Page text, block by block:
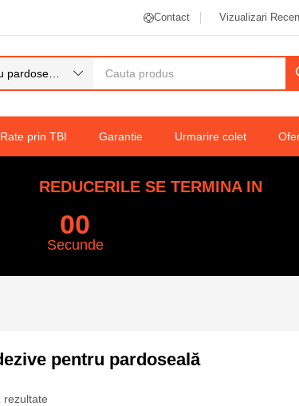
Contact Vizualizari
Rate prin TBI Garantie Urmarire colet
REDUCERILE SE TERMINA IN
59
Secunde
pentru pardoseală
rezultate